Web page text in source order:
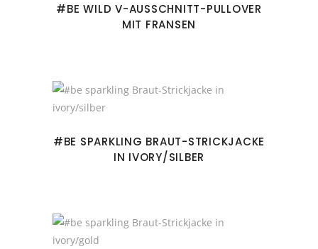
#BE WILD V-AUSSCHNITT-PULLOVER
MIT FRANSEN
#BE SPARKLING BRAUT-STRICKJACKE
IN IVORY/SILBER